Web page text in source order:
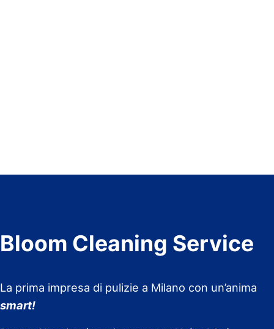
Bloom Cleaning Service
La prima impresa di pulizie a Milano con un’anima
smart!